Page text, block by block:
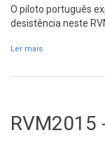
O piloto português
desistência neste
Ler mais
RVM2015